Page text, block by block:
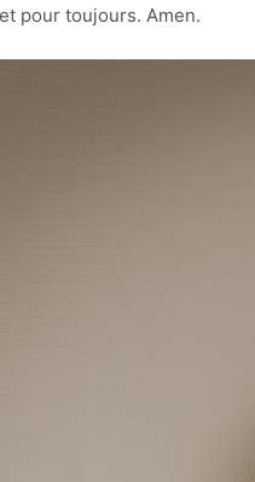
pour toujours. Amen.